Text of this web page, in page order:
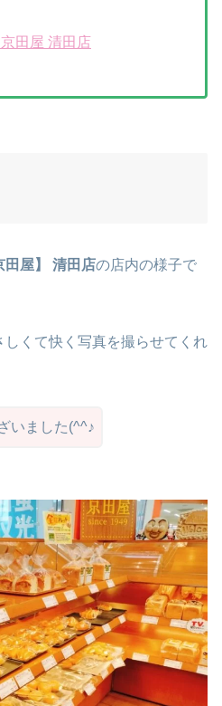
田屋 清田店
田屋】 清田店の店内の様子で
くて快く写真を撮らせてくれ
いました(^^♪